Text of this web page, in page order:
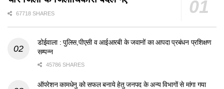
67718 SHARES
डोईवाला : पुलिस,पीएसी व आईआरबी के जवानों का आपदा प्रबंधन प्रशिक्षण
सम्पन्न
45786 SHARES
ऑपरेशन कामधेनु को सफल बनाये हेतु जनपद के अन्य विभागों से मांगा गया